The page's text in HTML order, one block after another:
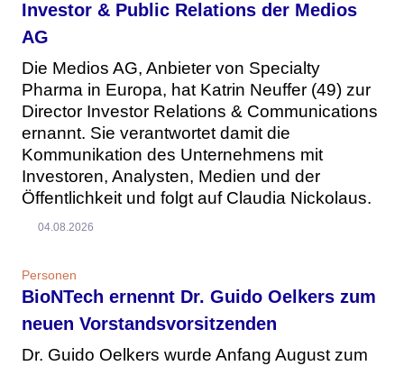
Investor & Public Relations der Medios
AG
Die Medios AG, Anbieter von Specialty
Pharma in Europa, hat Katrin Neuffer (49) zur
Director Investor Relations & Communications
ernannt. Sie verantwortet damit die
Kommunikation des Unternehmens mit
Investoren, Analysten, Medien und der
Öffentlichkeit und folgt auf Claudia Nickolaus.
04.08.2026
Personen
BioNTech ernennt Dr. Guido Oelkers zum
neuen Vorstandsvorsitzenden
Dr. Guido Oelkers wurde Anfang August zum